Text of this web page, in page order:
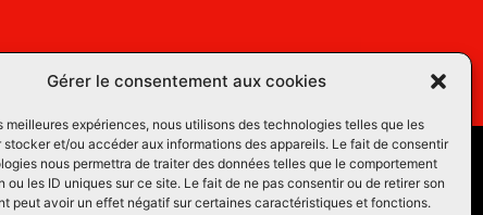
Gérer le consentement aux cookies
meilleures expériences, nous utilisons des technologies telles que les
stocker et/ou accéder aux informations des appareils. Le fait de consentir
nous permettra de traiter des données telles que le comportement
ou les ID uniques sur ce site. Le fait de ne pas consentir ou de retirer son
peut avoir un effet négatif sur certaines caractéristiques et fonctions.
LM
du Web